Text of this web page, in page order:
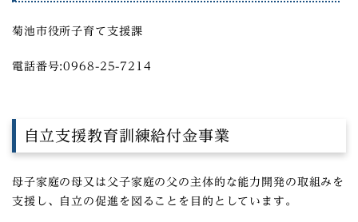
菊池市役所子育て支援課
電話番号:0968-25-7214
自立支援教育訓練給付金事業
母子家庭の母又は父子家庭の父の主体的な能力開発の取組みを
支援し、自立の促進を図ることを目的としています。